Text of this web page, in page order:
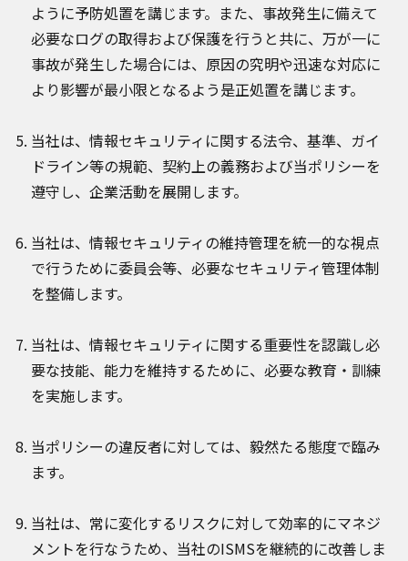
ように予防処置を講じます。また、事故発生に備えて
必要なログの取得および保護を行うと共に、万が一に
事故が発生した場合には、原因の究明や迅速な対応に
より影響が最小限となるよう是正処置を講じます。
当社は、情報セキュリティに関する法令、基準、ガイ
ドライン等の規範、契約上の義務および当ポリシーを
遵守し、企業活動を展開します。
当社は、情報セキュリティの維持管理を統一的な視点
で行うために委員会等、必要なセキュリティ管理体制
を整備します。
当社は、情報セキュリティに関する重要性を認識し必
要な技能、能力を維持するために、必要な教育・訓練
を実施します。
当ポリシーの違反者に対しては、毅然たる態度で臨み
ます。
当社は、常に変化するリスクに対して効率的にマネジ
メントを行なうため、当社のISMSを継続的に改善しま